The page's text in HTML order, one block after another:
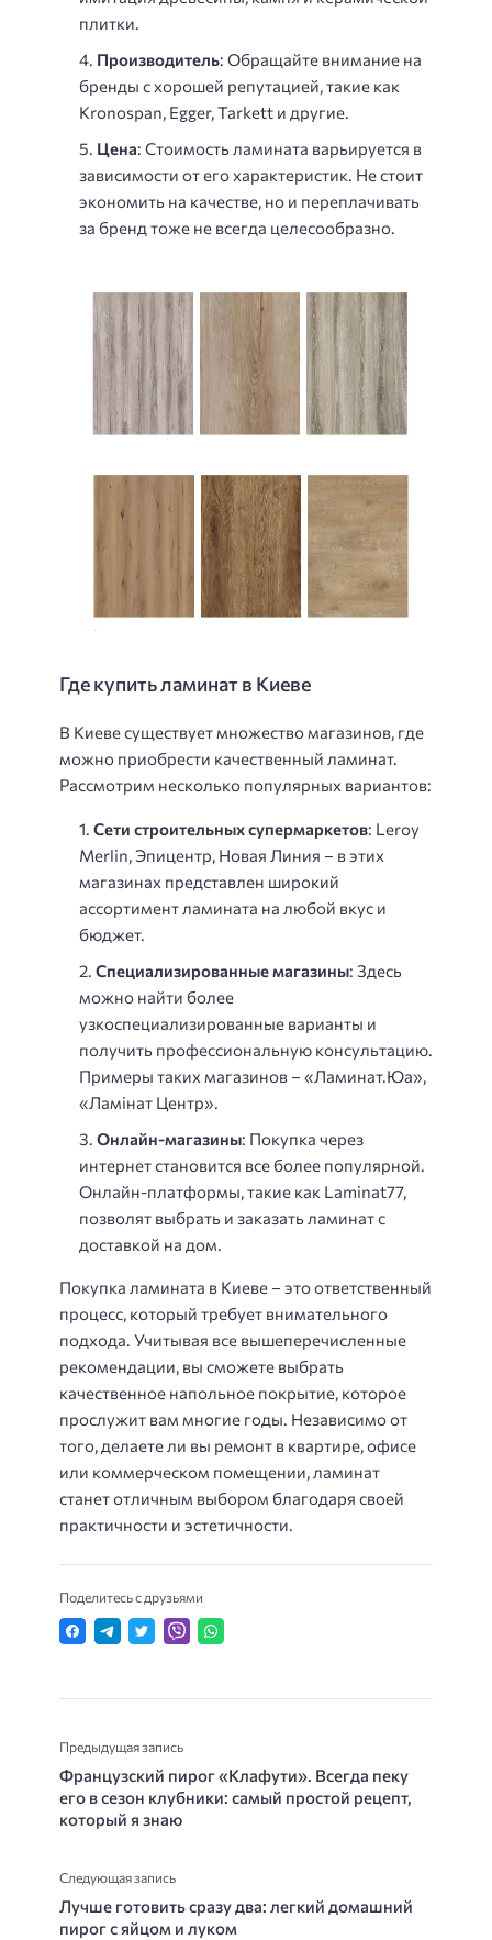
плитки.
Производитель: Обращайте внимание на
бренды с хорошей репутацией, такие как
Kronospan, Egger, Tarkett и другие.
Цена: Стоимость ламината варьируется в
зависимости от его характеристик. Не стоит
экономить на качестве, но и переплачивать
за бренд тоже не всегда целесообразно.
Где купить ламинат в Киеве
В Киеве существует множество магазинов, где
можно приобрести качественный ламинат.
Рассмотрим несколько популярных вариантов:
Сети строительных супермаркетов: Leroy
Merlin, Эпицентр, Новая Линия – в этих
магазинах представлен широкий
ассортимент ламината на любой вкус и
бюджет.
Специализированные магазины: Здесь
можно найти более
узкоспециализированные варианты и
получить профессиональную консультацию.
Примеры таких магазинов – «Ламинат.Юа»,
«Ламінат Центр».
Онлайн-магазины: Покупка через
интернет становится все более популярной.
Онлайн-платформы, такие как Laminat77,
позволят выбрать и заказать ламинат с
доставкой на дом.
Покупка ламината в Киеве – это ответственный
процесс, который требует внимательного
подхода. Учитывая все вышеперечисленные
рекомендации, вы сможете выбрать
качественное напольное покрытие, которое
прослужит вам многие годы. Независимо от
того, делаете ли вы ремонт в квартире, офисе
или коммерческом помещении, ламинат
станет отличным выбором благодаря своей
практичности и эстетичности.
Поделитесь с друзьями
Предыдущая запись
Французский пирог «Клафути». Всегда пеку
его в сезон клубники: самый простой рецепт,
который я знаю
Следующая запись
Лучше готовить сразу два: легкий домашний
пирог с яйцом и луком